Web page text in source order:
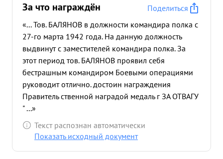
За что награждён
Поделиться
«... Тов. БАЛЯНОВ в должности командира полка с
27-го марта 1942 года. На данную должность
выдвинут с заместителей командира полка. За
этот период тов. БАЛЯНОВ проявил себя
бестрашным командиром Боевыми операциями
руководит отлично. достоин награждения
Правитель ственной наградой медаль г ЗА ОТВАГУ
" ...»
Текст распознан автоматически
Показать исходный документ